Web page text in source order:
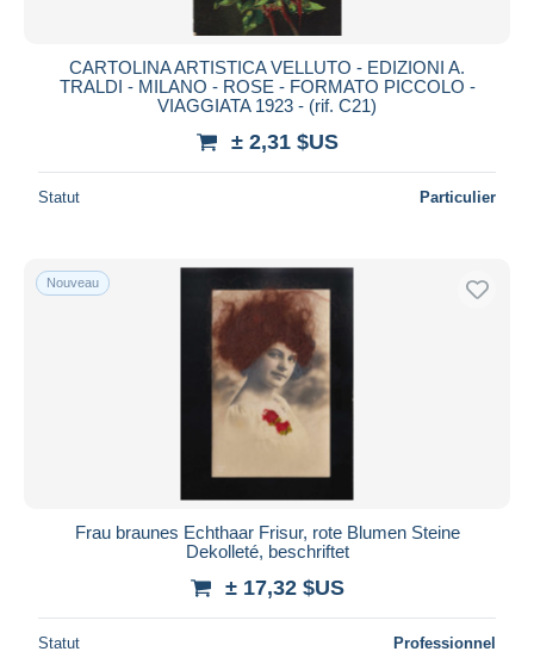
CARTOLINA ARTISTICA VELLUTO - EDIZIONI A.
TRALDI - MILANO - ROSE - FORMATO PICCOLO -
VIAGGIATA 1923 - (rif. C21)
± 2,31 $US
Statut Particulier
Nouveau
Frau braunes Echthaar Frisur, rote Blumen Steine
Dekolleté, beschriftet
± 17,32 $US
Statut Professionnel